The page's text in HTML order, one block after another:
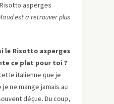
asperges
est a retrouver plus
le Risotto asperges
ce plat pour toi ?
italienne que je
ne mange jamais au
déçue. Du coup,